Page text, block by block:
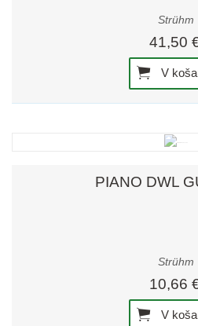
Strühm
41,50
V
PIANO DWL
Strühm
10,66
V